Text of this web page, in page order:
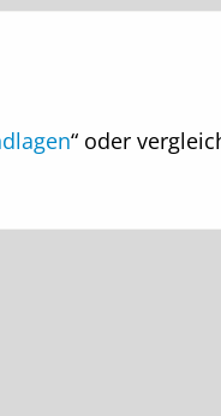
“ oder